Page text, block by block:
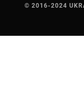
© 2016-2024